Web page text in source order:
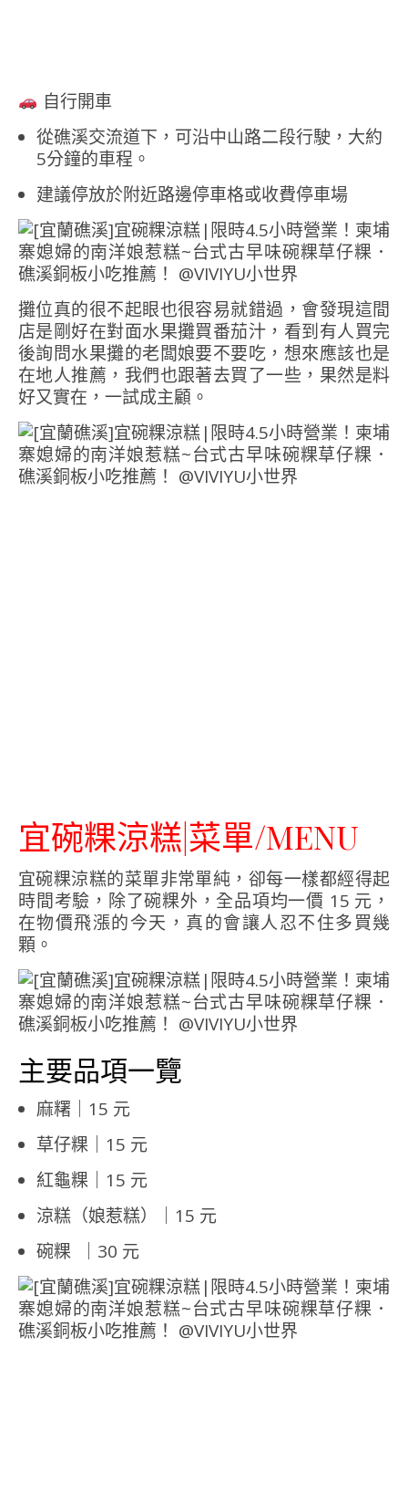
自行開車
從礁溪交流道下，可沿中山路二段行駛，大約
5分鐘的車程。
建議停放於附近路邊停車格或收費停車場
攤位真的很不起眼也很容易就錯過，會發現這間
店是剛好在對面水果攤買番茄汁，看到有人買完
後詢問水果攤的老闆娘要不要吃，想來應該也是
在地人推薦，我們也跟著去買了一些，果然是料
好又實在，一試成主顧。
宜碗粿涼糕|菜單/MENU
宜碗粿涼糕的菜單非常單純，卻每一樣都經得起
時間考驗，除了碗粿外，全品項均一價 15 元，
在物價飛漲的今天，真的會讓人忍不住多買幾
顆。
主要品項一覽
麻糬｜15 元
草仔粿｜15 元
紅龜粿｜15 元
涼糕（娘惹糕）｜15 元
碗粿 ｜30 元